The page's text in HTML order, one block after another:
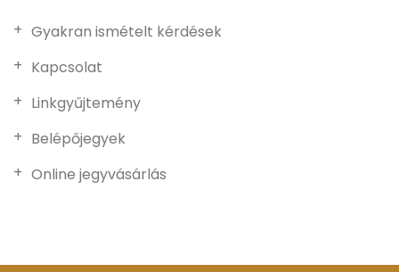
Gyakran ismételt kérdések
Kapcsolat
Linkgyűjtemény
Belépőjegyek
Online jegyvásárlás